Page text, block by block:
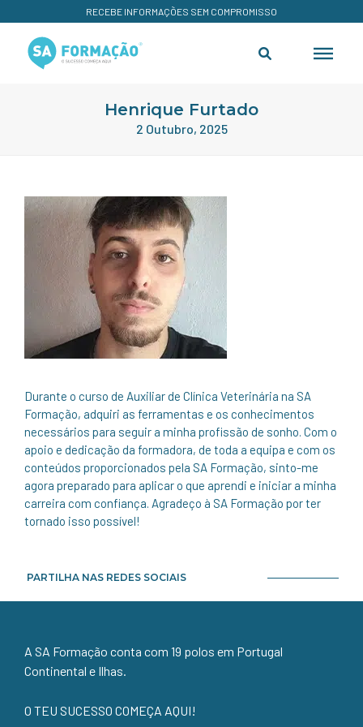
RECEBE INFORMAÇÕES SEM COMPROMISSO
Henrique Furtado
2 Outubro, 2025
Durante o curso de Auxiliar de Clínica Veterinária na SA
Formação, adquiri as ferramentas e os conhecimentos
necessários para seguir a minha profissão de sonho. Com o
apoio e dedicação da formadora, de toda a equipa e com os
conteúdos proporcionados pela SA Formação, sinto-me
agora preparado para aplicar o que aprendi e iniciar a minha
carreira com confiança. Agradeço à SA Formação por ter
tornado isso possível!
PARTILHA NAS REDES SOCIAIS
A SA Formação conta com 19 polos em Portugal
Continental e Ilhas.
O TEU SUCESSO COMEÇA AQUI!